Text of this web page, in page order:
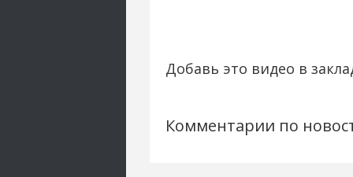
Добавь это видео в
Комментарии по